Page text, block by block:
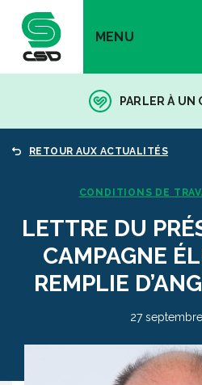
MENU
PARLER À UN
RETOUR AUX ACTUALITÉS
CONDITIONS DE
LETTRE DU
CAMPAGNE
REMPLIE
27